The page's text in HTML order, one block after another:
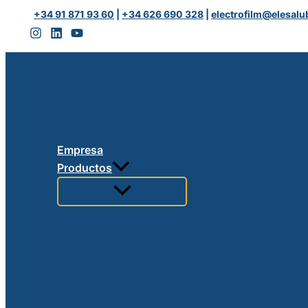
+34 91 871 93 60 +34 626 690 328
Empresa
Productos
MAR